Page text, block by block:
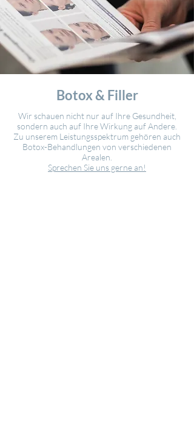
Botox & Filler
Wir schauen nicht nur auf Ihre Gesundheit,
sondern auch auf Ihre Wirkung auf Andere.
Zu unserem Leistungsspektrum gehören auch
Botox-Behandlungen von verschiedenen
Arealen.
Sprechen Sie uns gerne an!